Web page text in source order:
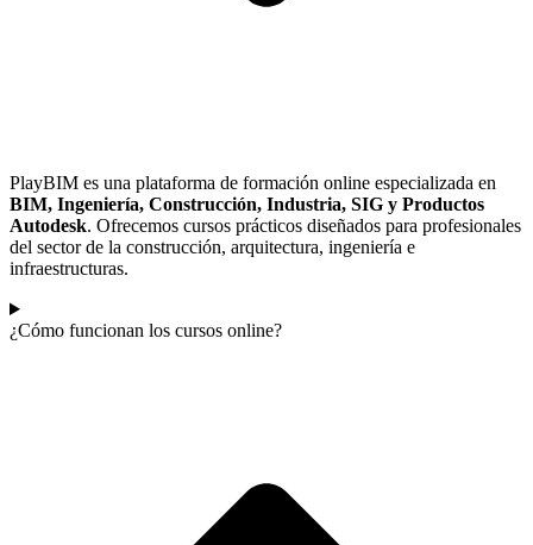
PlayBIM es una plataforma de formación online especializada en
BIM, Ingeniería, Construcción, Industria, SIG y Productos
Autodesk. Ofrecemos cursos prácticos diseñados para profesionales
del sector de la construcción, arquitectura, ingeniería e
infraestructuras.
¿Cómo funcionan los cursos online?